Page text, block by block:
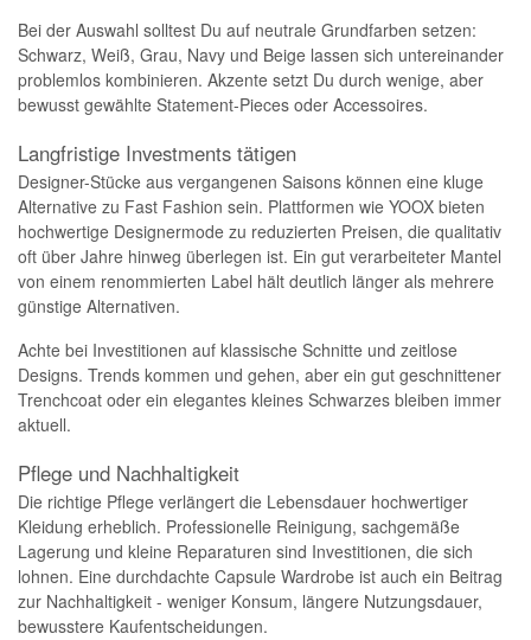
Bei der Auswahl solltest Du auf neutrale Grundfarben setzen:
Schwarz, Weiß, Grau, Navy und Beige lassen sich untereinander
problemlos kombinieren. Akzente setzt Du durch wenige, aber
bewusst gewählte Statement-Pieces oder Accessoires.
Langfristige Investments tätigen
Designer-Stücke aus vergangenen Saisons können eine kluge
Alternative zu Fast Fashion sein. Plattformen wie YOOX bieten
hochwertige Designermode zu reduzierten Preisen, die qualitativ
oft über Jahre hinweg überlegen ist. Ein gut verarbeiteter Mantel
von einem renommierten Label hält deutlich länger als mehrere
günstige Alternativen.
Achte bei Investitionen auf klassische Schnitte und zeitlose
Designs. Trends kommen und gehen, aber ein gut geschnittener
Trenchcoat oder ein elegantes kleines Schwarzes bleiben immer
aktuell.
Pflege und Nachhaltigkeit
Die richtige Pflege verlängert die Lebensdauer hochwertiger
Kleidung erheblich. Professionelle Reinigung, sachgemäße
Lagerung und kleine Reparaturen sind Investitionen, die sich
lohnen. Eine durchdachte Capsule Wardrobe ist auch ein Beitrag
zur Nachhaltigkeit - weniger Konsum, längere Nutzungsdauer,
bewusstere Kaufentscheidungen.